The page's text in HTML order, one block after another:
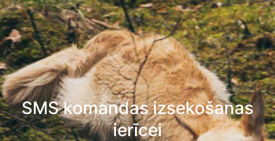
SMS komandas izsekošanas
ierīcei